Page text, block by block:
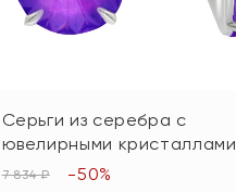
Серьги из серебра с
ювелирными кристаллами
7 834 ₽ -50%